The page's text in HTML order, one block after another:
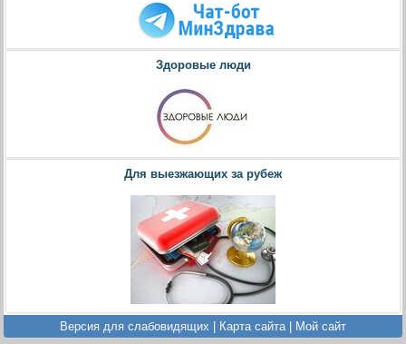
Здоровые люди
Для выезжающих за рубеж
Версия для слабовидящих Карта сайта Мой сайт